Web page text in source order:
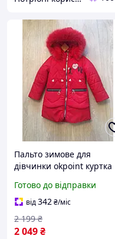
Пальто зимове для
дівчинки okpoint куртка
коралова (184506)
Готово до відправки
від342₴/міс
2 049₴
2 199 ₴